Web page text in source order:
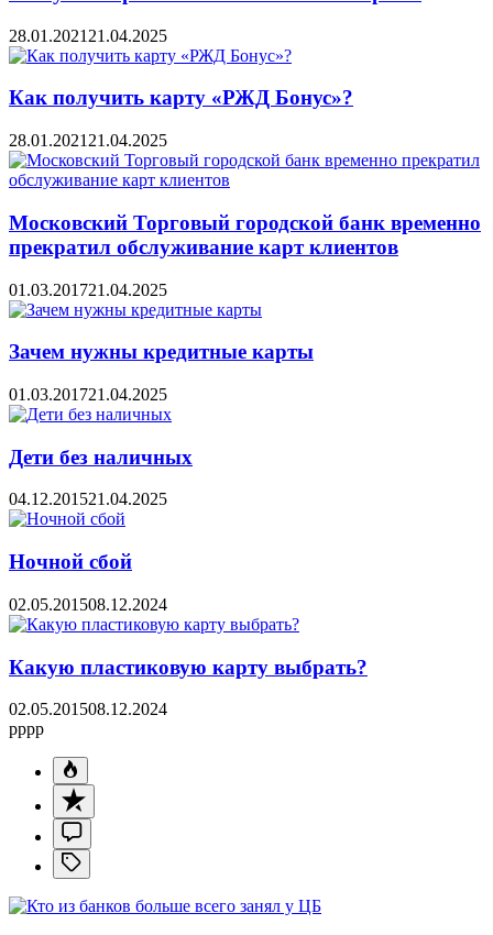
28.01.2021 21.04.2025
Как получить карту «РЖД Бонус»?
28.01.2021 21.04.2025
Московский Торговый городской банк временно
прекратил обслуживание карт клиентов
01.03.201721.04.2025
Зачем нужны кредитные карты
01.03.201721.04.2025
Дети без наличных
04.12.201521.04.2025
Ночной сбой
02.05.201508.12.2024
Какую пластиковую карту выбрать?
02.05.201508.12.2024
pppp